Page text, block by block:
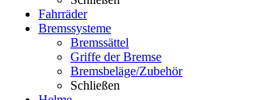
Fahrräder
Bremssysteme
Bremssättel
Griffe der Bremse
Bremsbeläge/Zubehör
Schließen